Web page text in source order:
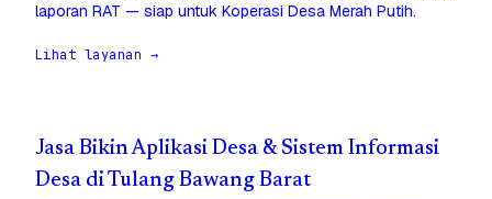
laporan RAT — siap untuk Koperasi Desa Merah Putih.
Lihat layanan →
Jasa Bikin Aplikasi Desa & Sistem Informasi
Desa di Tulang Bawang Barat